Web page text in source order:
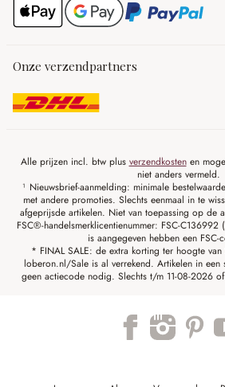
Onze verzendpartners
Alle prijzen incl. btw plus verzendkostenen
niet anders vermeld.
¹ Nieuwsbrief-aanmelding: minimale
met andere promoties. Slechts eenmaal in te
afgeprijsde artikelen. Niet van toepassing op de
FSC®-handelsmerklicentienummer: FSC-
is aangegeven hebben een FSC-
* FINAL SALE: de extra korting ter hoogte
loberon.nl/Sale is al verrekend. Artikelen in een
geen actiecode nodig. Slechts t/m 11-08-2026